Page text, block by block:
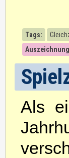
Tags:
Als